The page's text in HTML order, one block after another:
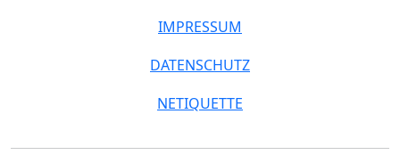
IMPRESSUM
DATENSCHUTZ
NETIQUETTE